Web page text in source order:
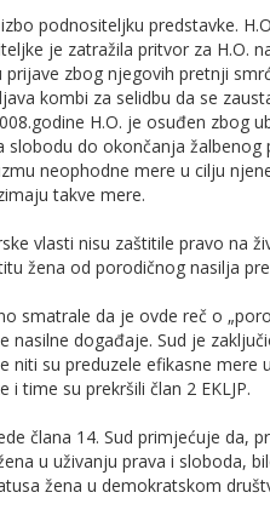
podnositeljku predstavke.
je zatražila pritvor za H.O.
zbog njegovih pretnji
kombi za selidbu da se
H.O. je osuđen zbog
do okončanja žalbenog
neophodne mere u cilju
takve mere.
vlasti nisu zaštitile pravo na
žena od porodičnog nasilja
smatrale da je ovde reč o
događaje. Sud je
niti su preduzele efikasne mere
time su prekršili član 2 EKLJP.
člana 14. Sud primjećuje da,
u uživanju prava i sloboda,
žena u demokratskom